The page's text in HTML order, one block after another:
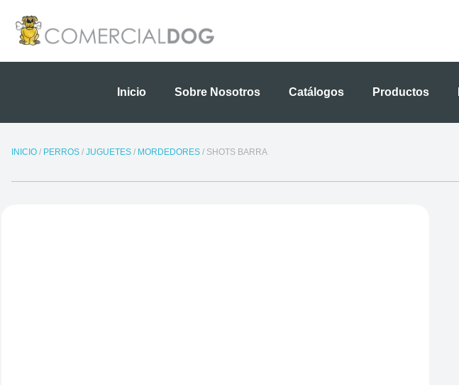
contenido
Inicio Sobre Nosotros Catálogos Productos
INICIO / PERROS / JUGUETES / MORDEDORES / SHOTS BARRA